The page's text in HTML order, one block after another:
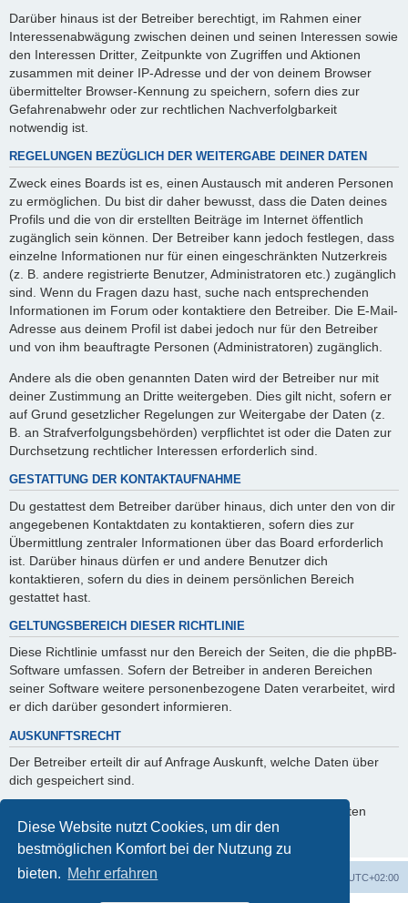
Diese Website nutzt Cookies, um dir den
bestmöglichen Komfort bei der Nutzung zu
bieten. Mehr erfahren
Darüber hinaus ist der Betreiber berechtigt, im Rahmen einer
Interessenabwägung zwischen deinen und seinen Interessen sowie
den Interessen Dritter, Zeitpunkte von Zugriffen und Aktionen
zusammen mit deiner IP-Adresse und der von deinem Browser
übermittelter Browser-Kennung zu speichern, sofern dies zur
Gefahrenabwehr oder zur rechtlichen Nachverfolgbarkeit
notwendig ist.
REGELUNGEN BEZÜGLICH DER WEITERGABE DEINER DATEN
Zweck eines Boards ist es, einen Austausch mit anderen Personen
zu ermöglichen. Du bist dir daher bewusst, dass die Daten deines
Profils und die von dir erstellten Beiträge im Internet öffentlich
zugänglich sein können. Der Betreiber kann jedoch festlegen, dass
einzelne Informationen nur für einen eingeschränkten Nutzerkreis
(z. B. andere registrierte Benutzer, Administratoren etc.) zugänglich
sind. Wenn du Fragen dazu hast, suche nach entsprechenden
Informationen im Forum oder kontaktiere den Betreiber. Die E-Mail-
Adresse aus deinem Profil ist dabei jedoch nur für den Betreiber
und von ihm beauftragte Personen (Administratoren) zugänglich.
Andere als die oben genannten Daten wird der Betreiber nur mit
deiner Zustimmung an Dritte weitergeben. Dies gilt nicht, sofern er
auf Grund gesetzlicher Regelungen zur Weitergabe der Daten (z.
B. an Strafverfolgungsbehörden) verpflichtet ist oder die Daten zur
Durchsetzung rechtlicher Interessen erforderlich sind.
GESTATTUNG DER KONTAKTAUFNAHME
Du gestattest dem Betreiber darüber hinaus, dich unter den von dir
angegebenen Kontaktdaten zu kontaktieren, sofern dies zur
Übermittlung zentraler Informationen über das Board erforderlich
ist. Darüber hinaus dürfen er und andere Benutzer dich
kontaktieren, sofern du dies in deinem persönlichen Bereich
gestattet hast.
GELTUNGSBEREICH DIESER RICHTLINIE
Diese Richtlinie umfasst nur den Bereich der Seiten, die die phpBB-
Software umfassen. Sofern der Betreiber in anderen Bereichen
seiner Software weitere personenbezogene Daten verarbeitet, wird
er dich darüber gesondert informieren.
AUSKUNFTSRECHT
Der Betreiber erteilt dir auf Anfrage Auskunft, welche Daten über
dich gespeichert sind.
Du kannst jederzeit die Löschung bzw. Sperrung deiner Daten
verlangen. Kontaktiere hierzu bitte den Betreiber.
Foren-Übersicht UTC+02:00